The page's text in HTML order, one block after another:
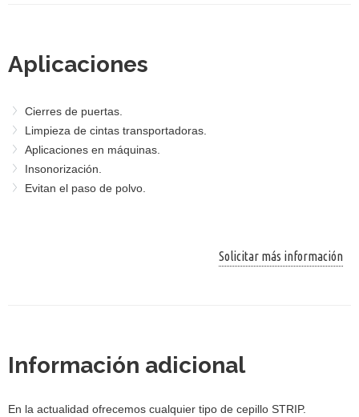
Aplicaciones
Cierres de puertas.
Limpieza de cintas transportadoras.
Aplicaciones en máquinas.
Insonorización.
Evitan el paso de polvo.
Solicitar más información
Información adicional
En la actualidad ofrecemos cualquier tipo de cepillo STRIP.